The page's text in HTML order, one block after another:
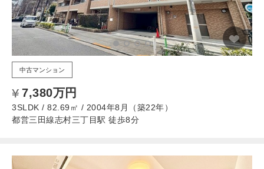
中古マンション
7,380万円
3SLDK / 82.69㎡ / 2004年8月（築22年）
都営三田線志村三丁目駅 徒歩8分